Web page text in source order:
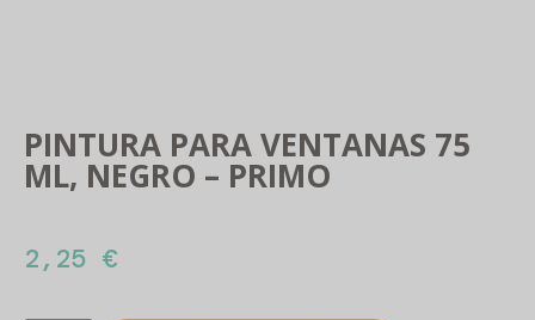
PINTURA PARA VENTANAS 75
ML, NEGRO – PRIMO
2,25 €